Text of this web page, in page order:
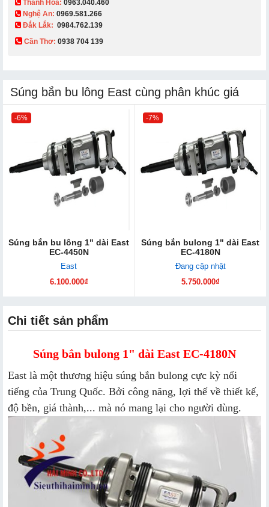
Thanh Hóa: 0963.040.460
Nghệ An: 0969.581.266
Đắk Lắk: 0984.762.139
Cần Thơ: 0938 704 139​
Súng bắn bu lông East cùng phân khúc giá
-6%
Súng bắn bu lông 1" dài East
EC-4450N
East
6.100.000₫
-7%
Súng bắn bulong 1" dài East
EC-4180N
Đang cập nhật
5.750.000₫
Chi tiết sản phẩm
Súng bắn bulong 1" dài East EC-4180N
East là một thương hiệu súng bắn bulong cực kỳ nổi
tiếng của Trung Quốc. Bởi công năng, lợi thế về thiết kế,
độ bền, giá thành,... mà nó mang lại cho người dùng.